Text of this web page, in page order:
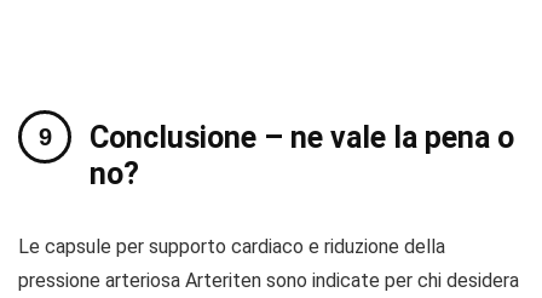
Conclusione – ne vale la pena o
no?
Le capsule per supporto cardiaco e riduzione della
pressione arteriosa Arteriten sono indicate per chi desidera